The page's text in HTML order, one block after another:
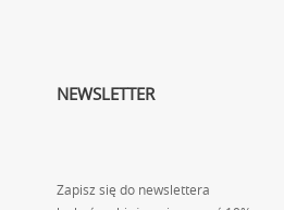
NEWSLETTER
Zapisz się do newslettera